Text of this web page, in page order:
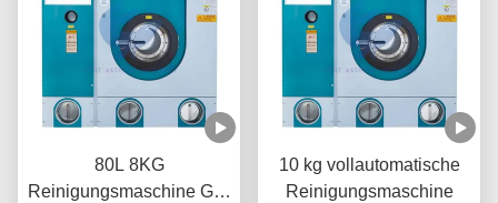
80L 8KG
Reinigungsmaschine GX-
10 kg vollautomatische
Reinigungsmaschine